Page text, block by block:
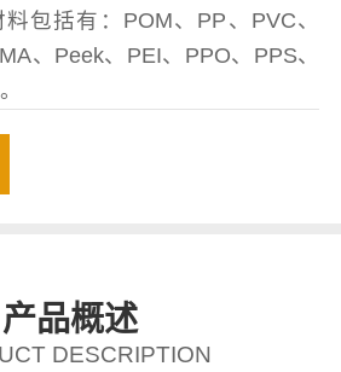
包括有：POM、PP、PVC、
、Peek、PEI、PPO、PPS、
产品概述
DESCRIPTION